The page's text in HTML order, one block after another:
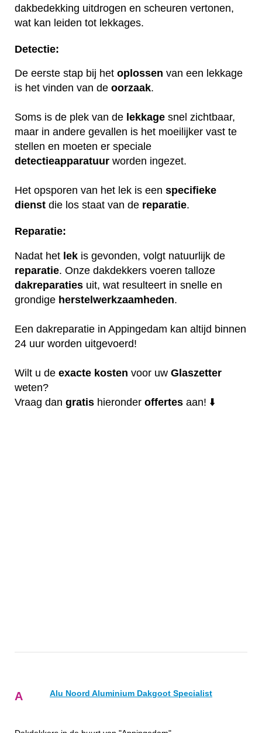
dakbedekking uitdrogen en scheuren vertonen,
wat kan leiden tot lekkages.
Detectie:
De eerste stap bij het oplossen van een lekkage
is het vinden van de oorzaak.
Soms is de plek van de lekkage snel zichtbaar,
maar in andere gevallen is het moeilijker vast te
stellen en moeten er speciale
detectieapparatuur worden ingezet.
Het opsporen van het lek is een specifieke
dienst die los staat van de reparatie.
Reparatie:
Nadat het lek is gevonden, volgt natuurlijk de
reparatie. Onze dakdekkers voeren talloze
dakreparaties uit, wat resulteert in snelle en
grondige herstelwerkzaamheden.
Een dakreparatie in Appingedam kan altijd binnen
24 uur worden uitgevoerd!
Wilt u de exacte kosten voor uw Glaszetter
weten?
Vraag dan gratis hieronder offertes aan! ⬇️
A Alu Noord Aluminium Dakgoot Specialist